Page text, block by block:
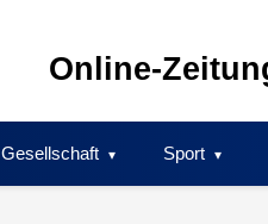
Online-
Gesellschaft Sport